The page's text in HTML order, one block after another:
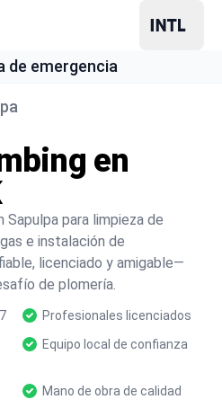
de emergencia
en
Sapulpa para limpieza de
e instalación de
licenciado y amigable—
de plomería.
Profesionales licenciados
Equipo local de confianza
Mano de obra de calidad